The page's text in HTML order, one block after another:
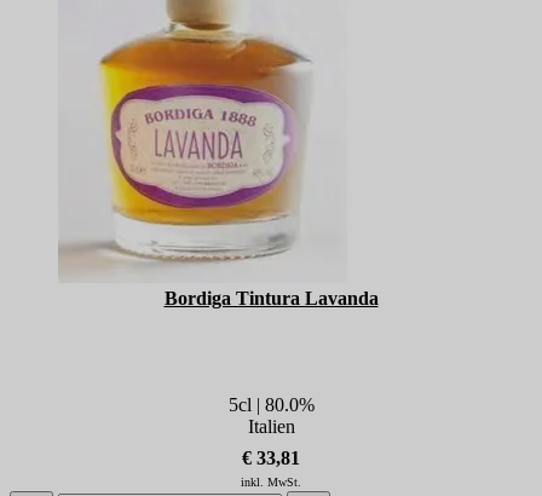
Bordiga Tintura Lavanda
5cl | 80.0%
Italien
€ 33,81
inkl. MwSt.